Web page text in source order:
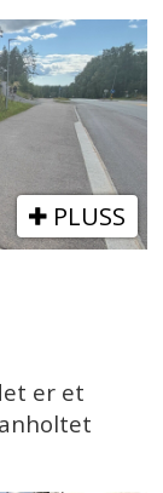
PLUSS
er et